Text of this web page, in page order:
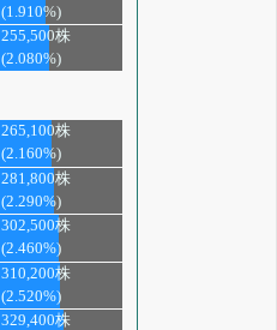
(1.910%)
255,500株
(2.080%)
265,100株
(2.160%)
281,800株
(2.290%)
302,500株
(2.460%)
310,200株
(2.520%)
329,400株